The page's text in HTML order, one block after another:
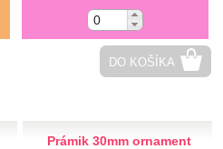
DO KOŠÍKA
Prámik 30mm ornament